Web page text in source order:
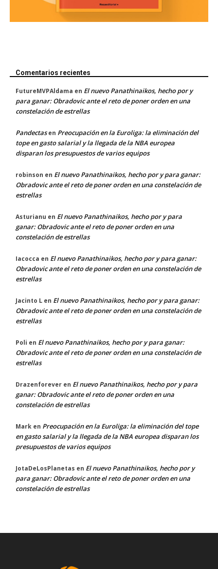
Comentarios recientes
FutureMVPAldama en El nuevo Panathinaikos, hecho por y
para ganar: Obradovic ante el reto de poner orden en una
constelación de estrellas
Pandectasen Preocupación en la Euroliga: la eliminación del
tope en gasto salarial y la llegada de la NBA europea
disparan los presupuestos de varios equipos
robinson en El nuevo Panathinaikos, hecho por y para ganar:
Obradovic ante el reto de poner orden en una constelación de
estrellas
Asturianu en El nuevo Panathinaikos, hecho por y para
ganar: Obradovic ante el reto de poner orden en una
constelación de estrellas
Iacocca en El nuevo Panathinaikos, hecho por y para ganar:
Obradovic ante el reto de poner orden en una constelación de
estrellas
Jacinto L en El nuevo Panathinaikos, hecho por y para ganar:
Obradovic ante el reto de poner orden en una constelación de
estrellas
Poli en El nuevo Panathinaikos, hecho por y para ganar:
Obradovic ante el reto de poner orden en una constelación de
estrellas
Drazenforever en El nuevo Panathinaikos, hecho por y para
ganar: Obradovic ante el reto de poner orden en una
constelación de estrellas
Mark en Preocupación en la Euroliga: la eliminación del tope
en gasto salarial y la llegada de la NBA europea disparan los
presupuestos de varios equipos
JotaDeLosPlanetas en El nuevo Panathinaikos, hecho por y
para ganar: Obradovic ante el reto de poner orden en una
constelación de estrellas